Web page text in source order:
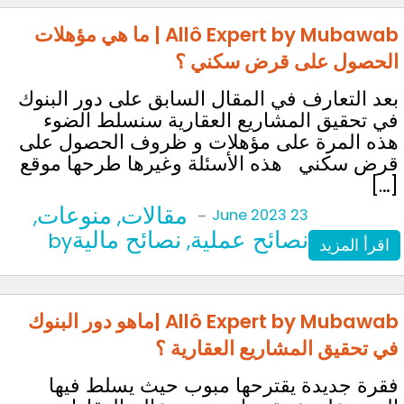
Allô Expert by Mubawab | ما هي مؤهلات
الحصول على قرض سكني ؟
بعد التعارف في المقال السابق على دور البنوك
في تحقيق المشاريع العقارية سنسلط الضوء
هذه المرة على مؤهلات و ظروف الحصول على
قرض سكني هذه الأسئلة وغيرها طرحها موقع
[…]
اقرأ المزيد
23 June 2023
- مقالات, منوعات,
نصائح عملية, نصائح مالية‎by
Allô Expert by Mubawab |ماهو دور البنوك
في تحقيق المشاريع العقارية ؟
فقرة جديدة يقترحها مبوب حيث يسلط فيها